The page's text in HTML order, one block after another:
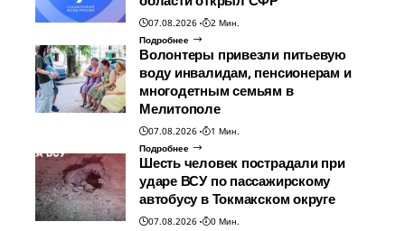
07.08.2026
2 Мин.
Подробнее
Волонтеры привезли питьевую
воду инвалидам, пенсионерам и
многодетным семьям в
Мелитополе
07.08.2026
1 Мин.
Подробнее
Шесть человек пострадали при
ударе ВСУ по пассажирскому
автобусу в Токмакском округе
07.08.2026
0 Мин.